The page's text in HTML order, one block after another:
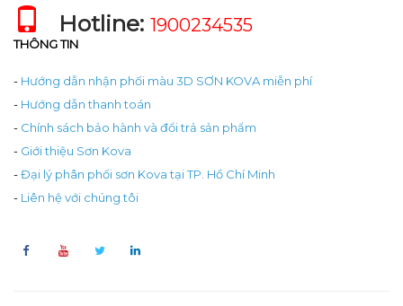
Hotline: 1900234535
THÔNG TIN
- Hướng dẫn nhận phối màu 3D SƠN KOVA miễn phí
- Hướng dẫn thanh toán
- Chính sách bảo hành và đổi trả sản phẩm
- Giới thiệu Sơn Kova
-Đại lý phân phối sơn Kova tại TP. Hồ Chí Minh
- Liên hệ với chúng tôi